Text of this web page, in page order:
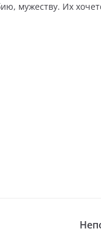
мужеству. Их